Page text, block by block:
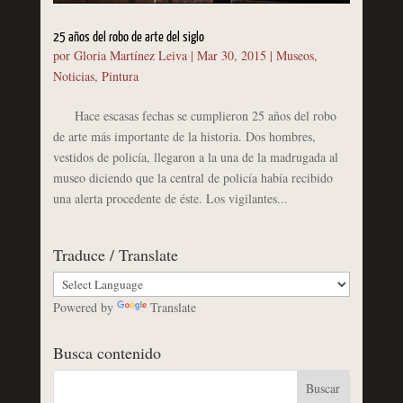
25 años del robo de arte del siglo
por Gloria Martínez Leiva| Mar 30, 2015 | Museos,
Noticias, Pintura
Hace escasas fechas se cumplieron 25 años del robo
de arte más importante de la historia. Dos hombres,
vestidos de policía, llegaron a la una de la madrugada al
museo diciendo que la central de policía había recibido
una alerta procedente de éste. Los vigilantes...
Traduce / Translate
Powered by Translate
Busca contenido